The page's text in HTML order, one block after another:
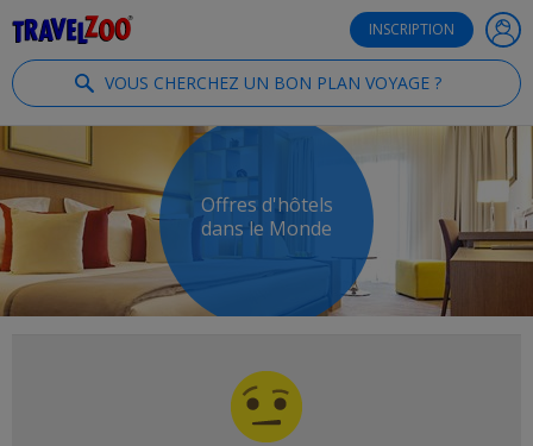
INSCRIPTION
VOUS CHERCHEZ UN BON PLAN VOYAGE ?
Offres d'hôtels
dans le Monde